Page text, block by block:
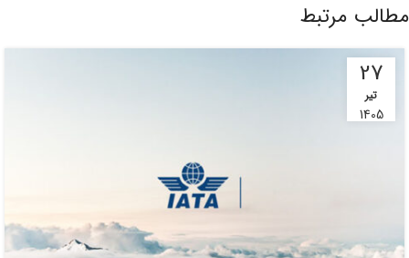
مطالب مرتبط
27
تیر
1405